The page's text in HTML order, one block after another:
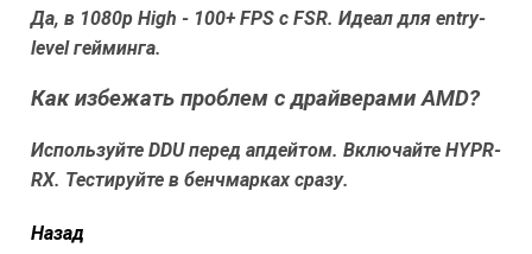
Да, в 1080p High - 100+ FPS с FSR. Идеал для entry-
level гейминга.
Как избежать проблем с драйверами AMD?
Используйте DDU перед апдейтом. Включайте HYPR-
RX. Тестируйте в бенчмарках сразу.
читать
Назад